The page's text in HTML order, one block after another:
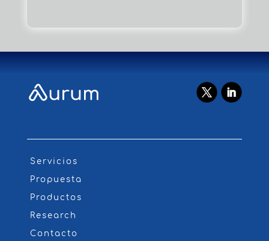
Servicios
Propuesta
Productos
Research
Contacto